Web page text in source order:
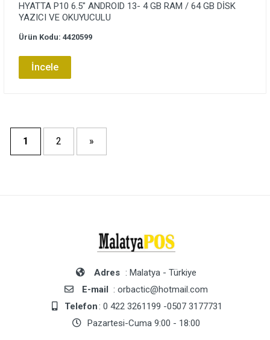
HYATTA P10 6.5″ ANDROID 13- 4 GB RAM / 64 GB DİSK
YAZICI VE OKUYUCULU
Ürün Kodu: 4420599
İncele
1 2 »
Adres : Malatya - Türkiye
E-mail : orbactic@hotmail.com
Telefon: 0 422 3261199 -0507 3177731
Pazartesi-Cuma 9:00 - 18:00